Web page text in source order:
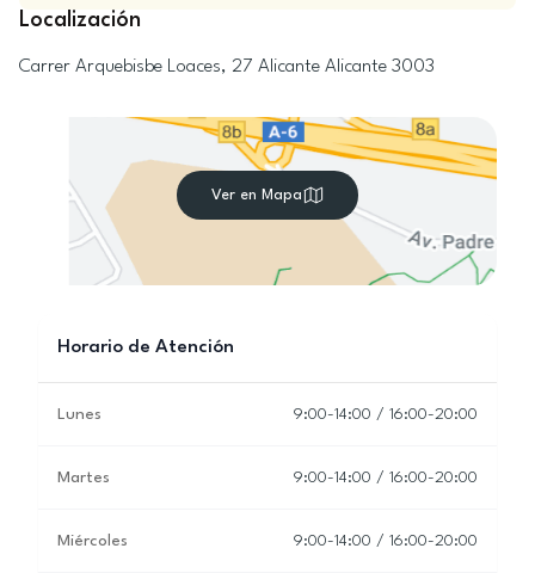
Localización
Carrer Arquebisbe Loaces, 27 Alicante Alicante 3003
Ver en Mapa
Horario de Atención
Lunes 9:00-14:00 / 16:00-20:00
Martes 9:00-14:00 / 16:00-20:00
Miércoles 9:00-14:00 / 16:00-20:00